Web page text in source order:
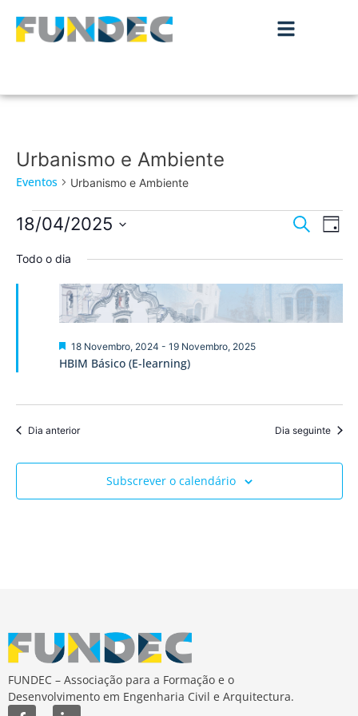
Urbanismo e Ambiente
Eventos Urbanismo e Ambiente
de
e
Pesquisar
de
Dia
18/04/2025
a
Todo o dia
HBIM Básico (E-learning)
Destaque
18 Novembro, 2024 - 19 Novembro, 2025
Dia anterior Dia seguinte
Subscrever o calendário
FUNDEC – Associação para a Formação e o
Desenvolvimento em Engenharia Civil e Arquitectura.